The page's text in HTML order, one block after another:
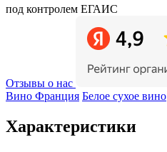
под контролем ЕГАИС
Отзывы о нас
Вино Франция Белое сухое вино
Характеристики